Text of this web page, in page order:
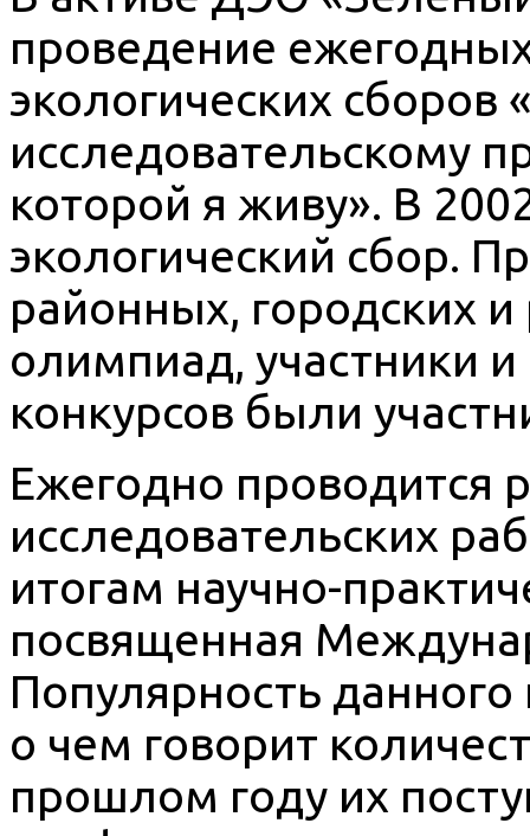
проведение
экологических сборов
исследовательскому
которой я живу». В
экологический сбор.
районных, городских и
олимпиад, участники
конкурсов были
Ежегодно проводится
исследовательских
итогам научно-
посвященная
Популярность данного
о чем говорит
прошлом году их